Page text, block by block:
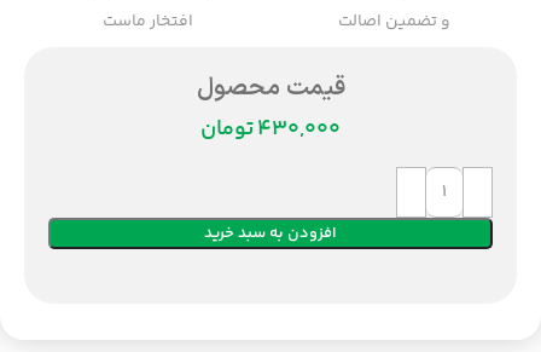
و تضمین اصالت افتخار ماست
قیمت محصول
تومان
افزودن به سبد خرید